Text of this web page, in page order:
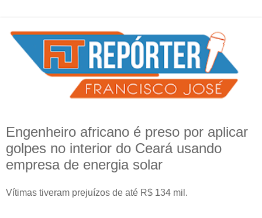
Engenheiro africano é preso por aplicar
golpes no interior do Ceará usando
empresa de energia solar
Vítimas tiveram prejuízos de até R$ 134 mil.